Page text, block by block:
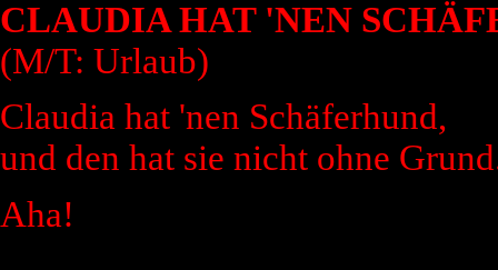
CLAUDIA HAT 'NEN
(M/T: Urlaub)
Claudia hat 'nen Schäferhund,
und den hat sie nicht ohne
Aha!